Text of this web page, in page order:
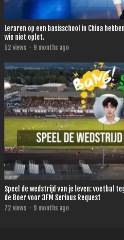
Leraren op een basisschool in China
wie niet oplet.
52 views · 9 months ago
Speel de wedstrijd van je leven: voetbal
de Boer voor 3FM Serious Request
72 views · 9 months ago